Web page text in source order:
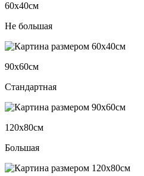
60х40см
Не большая
90х60см
Стандартная
120х80см
Большая